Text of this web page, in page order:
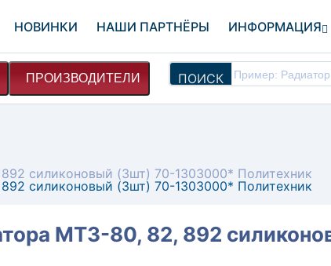
НОВИНКИ НАШИ ПАРТНЁРЫ ИНФОРМАЦИЯ
ПРОИЗВОДИТЕЛИ ПОИСК
силиконовый (3шт) 70-1303000* Политехник
силиконовый (3шт) 70-1303000* Политехник
МТЗ-80, 82, 892